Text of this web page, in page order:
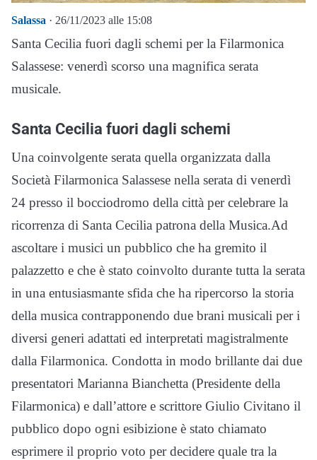
Salassa · 26/11/2023 alle 15:08
Santa Cecilia fuori dagli schemi per la Filarmonica
Salassese: venerdì scorso una magnifica serata
musicale.
Santa Cecilia fuori dagli schemi
Una coinvolgente serata quella organizzata dalla
Società Filarmonica Salassese nella serata di venerdì
24 presso il bocciodromo della città per celebrare la
ricorrenza di Santa Cecilia patrona della Musica.Ad
ascoltare i musici un pubblico che ha gremito il
palazzetto e che è stato coinvolto durante tutta la serata
in una entusiasmante sfida che ha ripercorso la storia
della musica contrapponendo due brani musicali per i
diversi generi adattati ed interpretati magistralmente
dalla Filarmonica. Condotta in modo brillante dai due
presentatori Marianna Bianchetta (Presidente della
Filarmonica) e dall’attore e scrittore Giulio Civitano il
pubblico dopo ogni esibizione è stato chiamato
esprimere il proprio voto per decidere quale tra la